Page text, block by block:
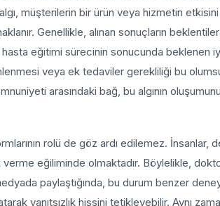
müşterilerin bir ürün veya hizmetin
Genellikle, alınan sonuçların
eğitimi sürecinin sonucunda beklenen
veya ek tedaviler gerekliliği bu
arasındaki bağ, bu algının
rolü de göz ardı edilemez. İnsanlar,
verme eğiliminde olmaktadır. Böylelikle,
paylaştığında, bu durum benzer
yanıtsızlık hissini tetikleyebilir. Aynı